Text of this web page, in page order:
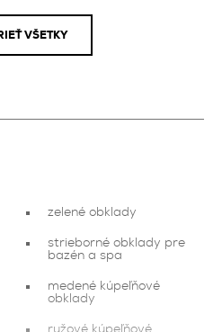
VŠETKY
zelené obklady
strieborné obklady pre
bazén a spa
medené kúpeľňové
obklady
ružové kúpeľňové